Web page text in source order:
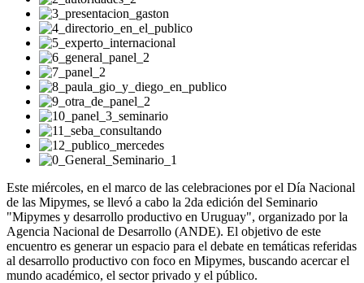
Este miércoles, en el marco de las celebraciones por el Día Nacional
de las Mipymes, se llevó a cabo la 2da edición del Seminario
"Mipymes y desarrollo productivo en Uruguay", organizado por la
Agencia Nacional de Desarrollo (ANDE). El objetivo de este
encuentro es generar un espacio para el debate en temáticas referidas
al desarrollo productivo con foco en Mipymes, buscando acercar el
mundo académico, el sector privado y el público.